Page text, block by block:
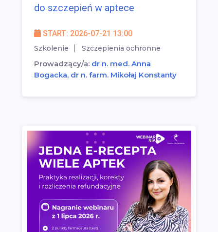
do szczepień w aptece
START: 2026-07-21 13:00
Szkolenie Szczepienia ochronne
Prowadzący/a: dr n. med. Anna
Bogacka, dr n. farm. Mikołaj Konstanty